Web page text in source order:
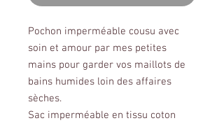
Pochon imperméable cousu avec
soin et amour par mes petites
mains pour garder vos maillots de
bains humides loin des affaires
sèches.
Sac imperméable en tissu coton